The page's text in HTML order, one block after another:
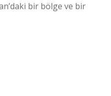
bir bölge ve bir